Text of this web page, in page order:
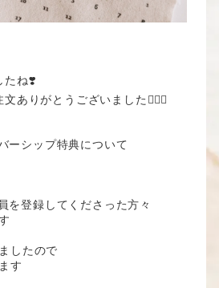
たね❣️
ありがとうございました🙇🏻‍♀️
ーシップ特典について
を登録してくださった方々
したので
す